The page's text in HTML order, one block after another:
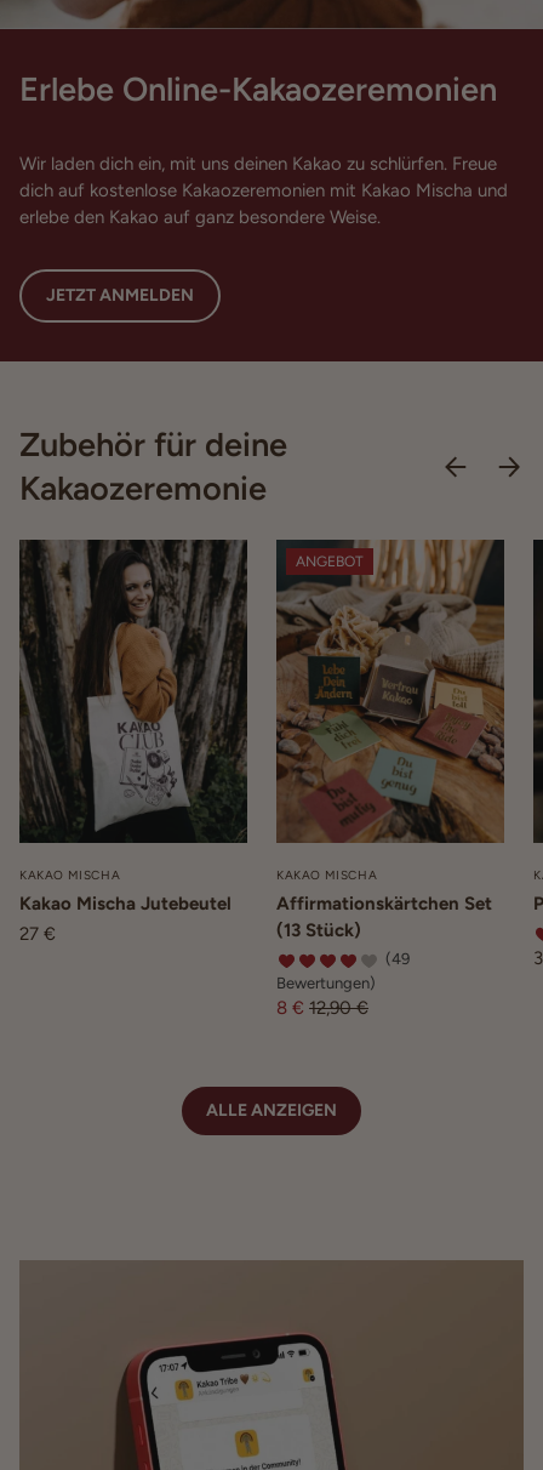
Erlebe Online-Kakaozeremonien
Wir laden dich ein, mit uns deinen Kakao zu schlürfen. Freue
dich auf kostenlose Kakaozeremonien mit Kakao Mischa und
erlebe den Kakao auf ganz besondere Weise.
JETZT ANMELDEN
Zubehör für deine
Kakaozeremonie
KAKAO MISCHA
Kakao Mischa Jutebeutel
27 €
ANGEBOT
KAKAO MISCHA
Affirmationskärtchen Set
(13 Stück)
(49
Bewertungen)
8 € 12,90 €
ALLE ANZEIGEN